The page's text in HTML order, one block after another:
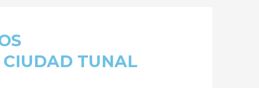
CIUDAD TUNAL